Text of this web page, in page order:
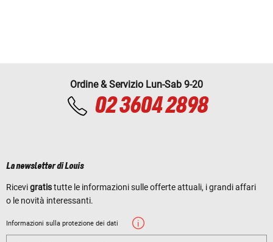
Ordine & Servizio Lun-Sab 9-20
02 3604 2898
La newsletter di Louis
Ricevigratistutte le informazioni sulle offerte attuali, i grandi affari
o le novità interessanti.
Informazioni sulla protezione dei dati